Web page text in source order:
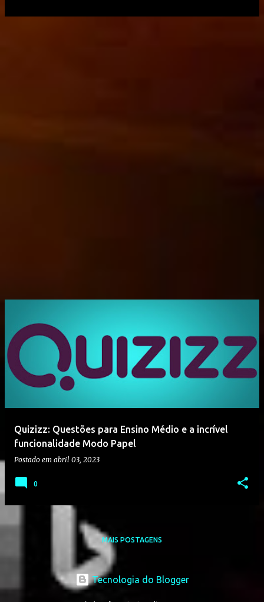
Quizizz: Questões para Ensino Médio e a incrível
funcionalidade Modo Papel
Postado em abril 03, 2023
0
MAIS POSTAGENS
Tecnologia do Blogger